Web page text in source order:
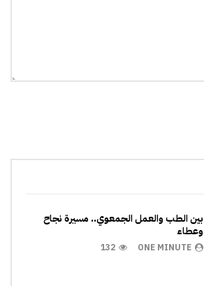
بين الطب والعمل الجمعوي.. مسيرة نجاح
وعطاء
ONE MINUTE
132